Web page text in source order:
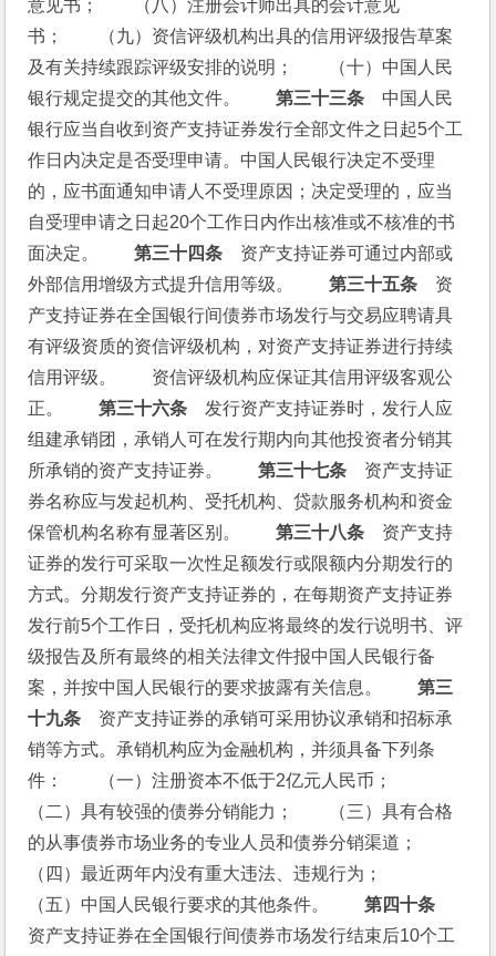
意见书；　　（八）注册会计师出具的会计意见
书；　　（九）资信评级机构出具的信用评级报告草案
及有关持续跟踪评级安排的说明；　　（十）中国人民
银行规定提交的其他文件。 第三十三条 中国人民
银行应当自收到资产支持证券发行全部文件之日起5个工
作日内决定是否受理申请。中国人民银行决定不受理
的，应书面通知申请人不受理原因；决定受理的，应当
自受理申请之日起20个工作日内作出核准或不核准的书
面决定。 第三十四条 资产支持证券可通过内部或
外部信用增级方式提升信用等级。 第三十五条 资
产支持证券在全国银行间债券市场发行与交易应聘请具
有评级资质的资信评级机构，对资产支持证券进行持续
信用评级。　　资信评级机构应保证其信用评级客观公
正。 第三十六条 发行资产支持证券时，发行人应
组建承销团，承销人可在发行期内向其他投资者分销其
所承销的资产支持证券。 第三十七条 资产支持证
券名称应与发起机构、受托机构、贷款服务机构和资金
保管机构名称有显著区别。 第三十八条 资产支持
证券的发行可采取一次性足额发行或限额内分期发行的
方式。分期发行资产支持证券的，在每期资产支持证券
发行前5个工作日，受托机构应将最终的发行说明书、评
级报告及所有最终的相关法律文件报中国人民银行备
案，并按中国人民银行的要求披露有关信息。 第三
十九条 资产支持证券的承销可采用协议承销和招标承
销等方式。承销机构应为金融机构，并须具备下列条
件：　　（一）注册资本不低于2亿元人民币；
（二）具有较强的债券分销能力；　　（三）具有合格
的从事债券市场业务的专业人员和债券分销渠道；
（四）最近两年内没有重大违法、违规行为；
（五）中国人民银行要求的其他条件。 第四十条
资产支持证券在全国银行间债券市场发行结束后10个工